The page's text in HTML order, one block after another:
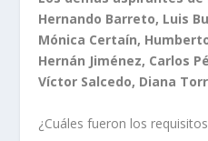
Hernando Barreto, Luis
Mónica Certaín,
Hernán Jiménez, Carlos
Víctor Salcedo, Diana
¿Cuáles fueron los